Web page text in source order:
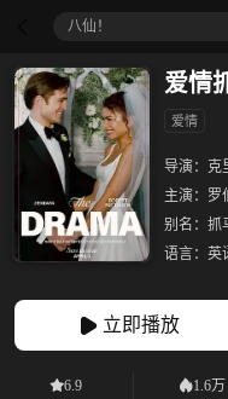
八仙！
爱情
爱情
导演：
克
主演： 罗
别名： 抓
语言： 英
立即播放
6.9 1.6万